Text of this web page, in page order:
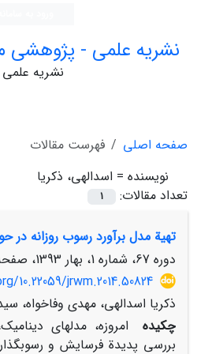
نشریه علمی - پژوهشی
نشریه
صفحه اصلی
فهرست مقالات
نویسنده = اسدالهی، ذکریا
تعداد مقالات:
1
تهیة مدل برآورد رسوب روزانه در
دوره 67، شماره 1، بهار 1393، صفحه
10.22059/jrwm.2014.50824
ذکریا اسدالهی، مهدی وفاخواه،
چکیده
امروزه، مدل‏های
بررسی‏ پدیدة فرسایش و